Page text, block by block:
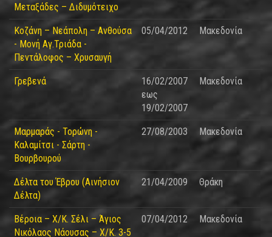
Μεταξάδες – Διδυμότειχο
Κοζάνη – Νεάπολη – Ανθούσα
- Μονή Αγ.Τριάδα -
Πεντάλοφος – Χρυσαυγή
05/04/2012 Μακεδονία
Γρεβενά
16/02/2007
εως
19/02/2007
Μακεδονία
Μαρμαράς - Τορώνη -
Καλαμίτσι - Σάρτη -
Βουρβουρού
27/08/2003 Μακεδονία
Δέλτα του Έβρου (Αινήσιον
Δέλτα)
21/04/2009 Θράκη
Βέροια – Χ/Κ. Σέλι – Άγιος
Νικόλαος Νάουσας – Χ/Κ. 3-5
07/04/2012 Μακεδονία